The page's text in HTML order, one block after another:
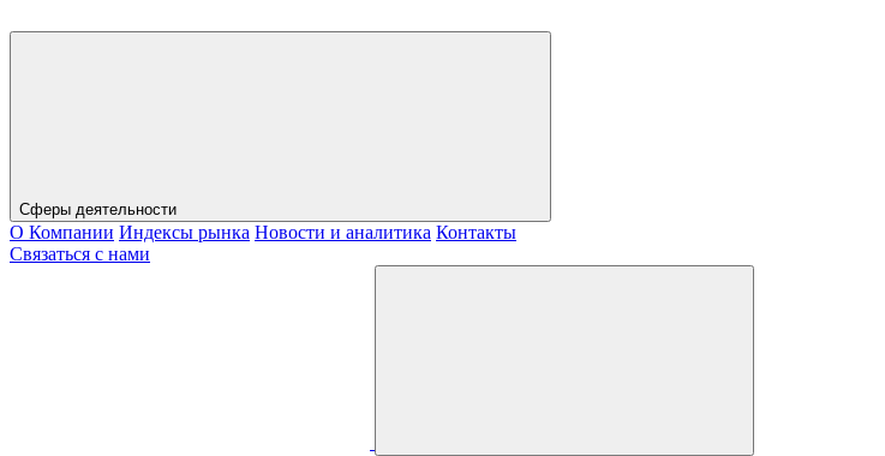
Сферы деятельности
О Компании Индексы рынка Новости и аналитика Контакты
Связаться с нами